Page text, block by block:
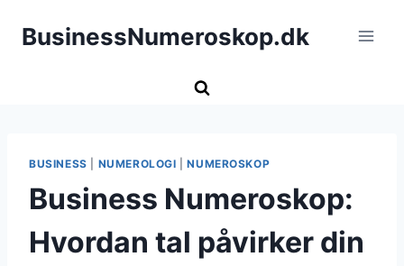
BusinessNumeroskop.dk
BUSINESS NUMEROLOGI |NUMEROSKOP
Business Numeroskop:
Hvordan tal påvirker din